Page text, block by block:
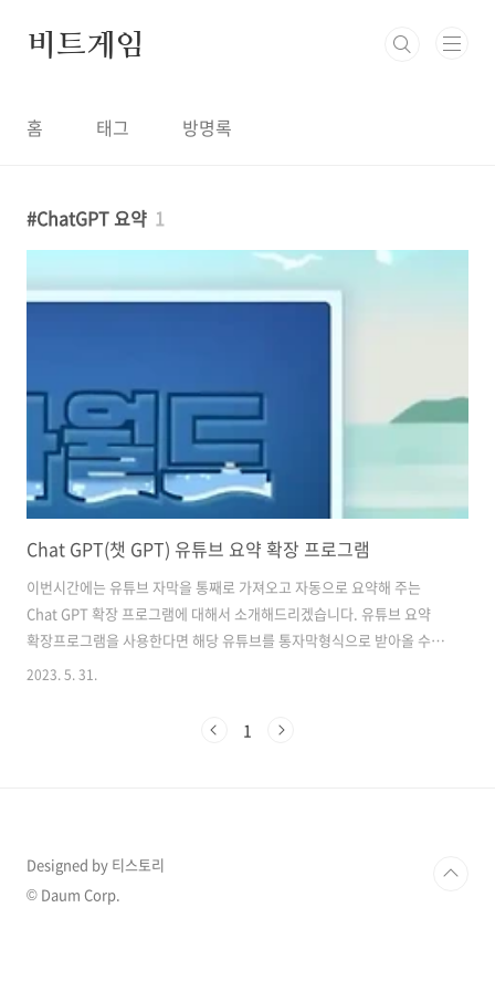
비트게임
홈 태그 방명록
ChatGPT 요약 1
Chat GPT(챗 GPT) 유튜브 요약 확장 프로그램
이번시간에는 유튜브 자막을 통째로 가져오고 자동으로 요약해 주는
Chat GPT 확장 프로그램에 대해서 소개해드리겠습니다. 유튜브 요약
확장프로그램을 사용한다면 해당 유튜브를 통자막형식으로 받아올 수
있으며 유튜브 내용에 대해서 빠르게 요약할 수 있어 편리합니다.
소개해드릴 확장프로그램은 YouTube & Article Summary powered
2023. 5. 31.
1
Designed by 티스토리
© Daum Corp.